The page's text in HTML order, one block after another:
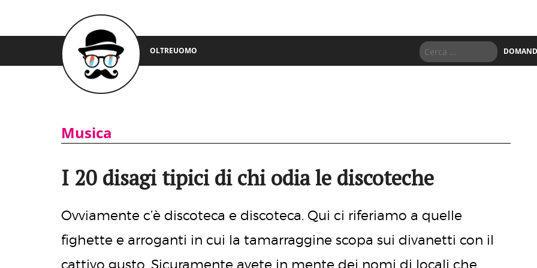
OLTREUOMO
Musica
I 20 disagi tipici di chi odia le discoteche
Ovviamente c’è discoteca e discoteca. Qui ci riferiamo a quelle
fighette e arroganti in cui la tamarraggine scopa sui divanetti con il
cattivo gusto. Sicuramente avete in mente dei nomi di locali che